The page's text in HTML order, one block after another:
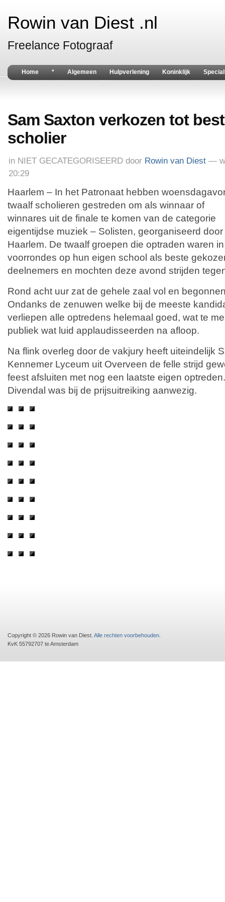
Rowin van Diest .nl
Freelance Fotograaf
Home * Algemeen Hulpverlening Koninklijk
Sam Saxton verkozen tot
scholier
in NIET GECATEGORISEERD door Rowin van Diest —
20:29
Haarlem – In het Patronaat hebben
twaalf scholieren gestreden om als winnaar of
winnares uit de finale te komen van de categorie
eigentijdse muziek – Solisten, georganiseerd door
Haarlem. De twaalf groepen die optraden waren in
voorrondes op hun eigen school als beste
deelnemers en mochten deze avond strijden
Rond acht uur zat de gehele zaal vol en
Ondanks de zenuwen welke bij de meeste
verliepen alle optredens helemaal goed, wat te
publiek wat luid applaudisseerden na afloop.
Na flink overleg door de vakjury heeft uiteindelijk
Kennemer Lyceum uit Overveen de felle strijd
feest afsluiten met nog een laatste eigen
Divendal was bij de prijsuitreiking aanwezig.
Copyright © 2026 Rowin van Diest. Alle rechten voorbehouden
KvK 55792707 te Amsterdam